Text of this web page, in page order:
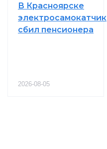
В Красноярске
электросамокатчик
сбил пенсионера
2026-08-05